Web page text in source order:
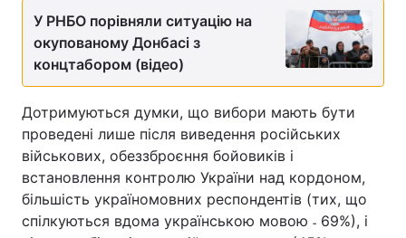
У РНБО порівняли ситуацію на
окупованому Донбасі з
концтабором (відео)
Дотримуються думки, що вибори мають бути
проведені лише після виведення російських
військових, обеззброєння бойовиків і
встановлення контролю України над кордоном,
більшість україномовних респондентів (тих, що
спілкуються вдома українською мовою ˗ 69%), і